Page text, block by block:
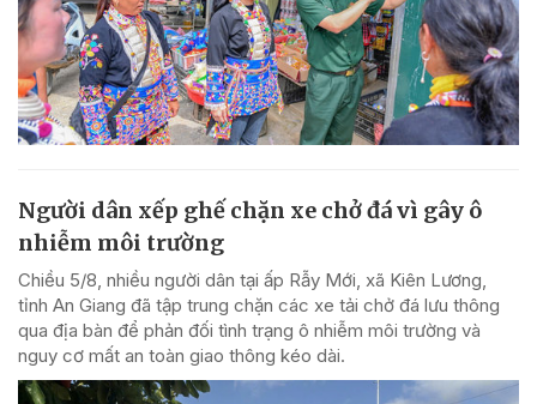
Người dân xếp ghế chặn xe chở đá vì gây ô
nhiễm môi trường
Chiều 5/8, nhiều người dân tại ấp Rẫy Mới, xã Kiên Lương,
tỉnh An Giang đã tập trung chặn các xe tải chở đá lưu thông
qua địa bàn để phản đối tình trạng ô nhiễm môi trường và
nguy cơ mất an toàn giao thông kéo dài.